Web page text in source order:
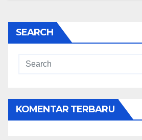
SEARCH
KOMENTAR TERBARU